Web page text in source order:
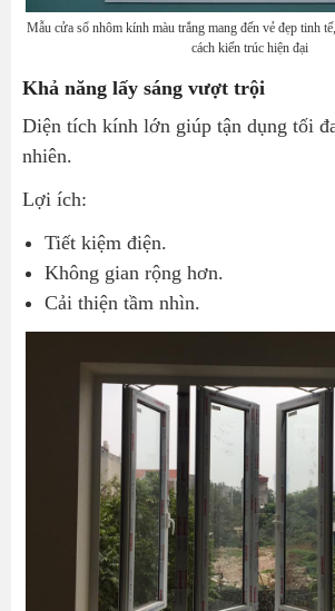
Mẫu cửa sổ nhôm kính màu trắng mang đến vẻ đẹp tinh
cách kiến trúc hiện đại
Khả năng lấy sáng vượt trội
Diện tích kính lớn giúp tận dụng tối
nhiên.
Lợi ích:
Tiết kiệm điện.
Không gian rộng hơn.
Cải thiện tầm nhìn.